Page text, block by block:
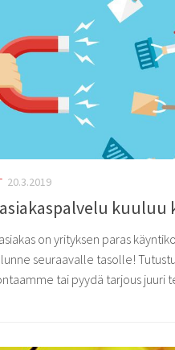
20.3.2019
kuuluu
on yrityksen paras
seuraavalle tasolle!
tai pyydä tarjous juuri